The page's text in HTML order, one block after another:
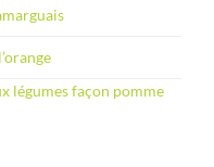
légumes façon pomme